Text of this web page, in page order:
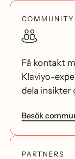
COMMUNITY
Få kontakt
Klaviyo-
dela insikter
Besök
PARTNERS